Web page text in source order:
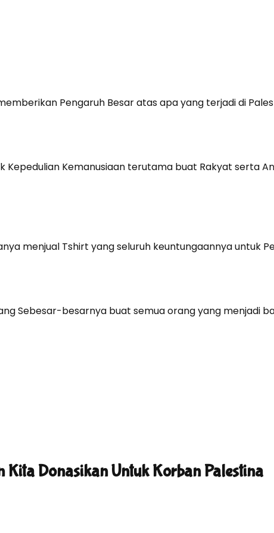
Pengaruh Besar atas apa yang terjadi di
Kepedulian Kemanusiaan terutama buat Rakyat serta
menjual Tshirt yang seluruh keuntungaannya untuk
Sebesar-besarnya buat semua orang yang menjadi
Kita Donasikan Untuk Korban Palestina